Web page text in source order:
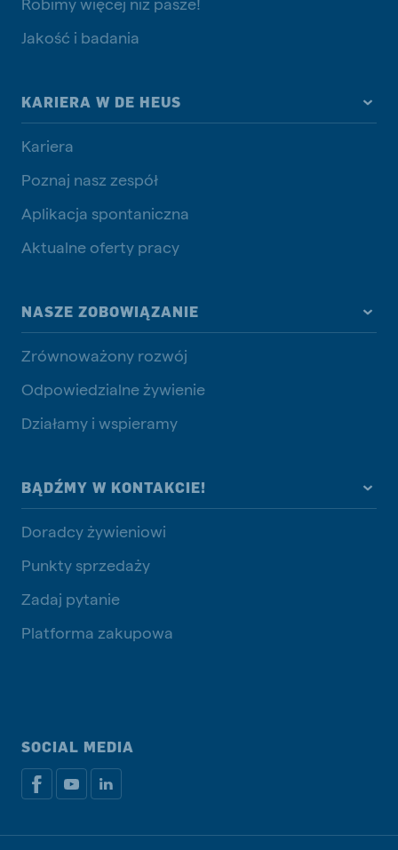
Jakość i badania
KARIERA W DE HEUS
Kariera
Poznaj nasz zespół
Aplikacja spontaniczna
Aktualne oferty pracy
NASZE ZOBOWIĄZANIE
Zrównoważony rozwój
Odpowiedzialne żywienie
Działamy i wspieramy
BĄDŹMY W KONTAKCIE!
Doradcy żywieniowi
Punkty sprzedaży
Zadaj pytanie
Platforma zakupowa
SOCIAL MEDIA